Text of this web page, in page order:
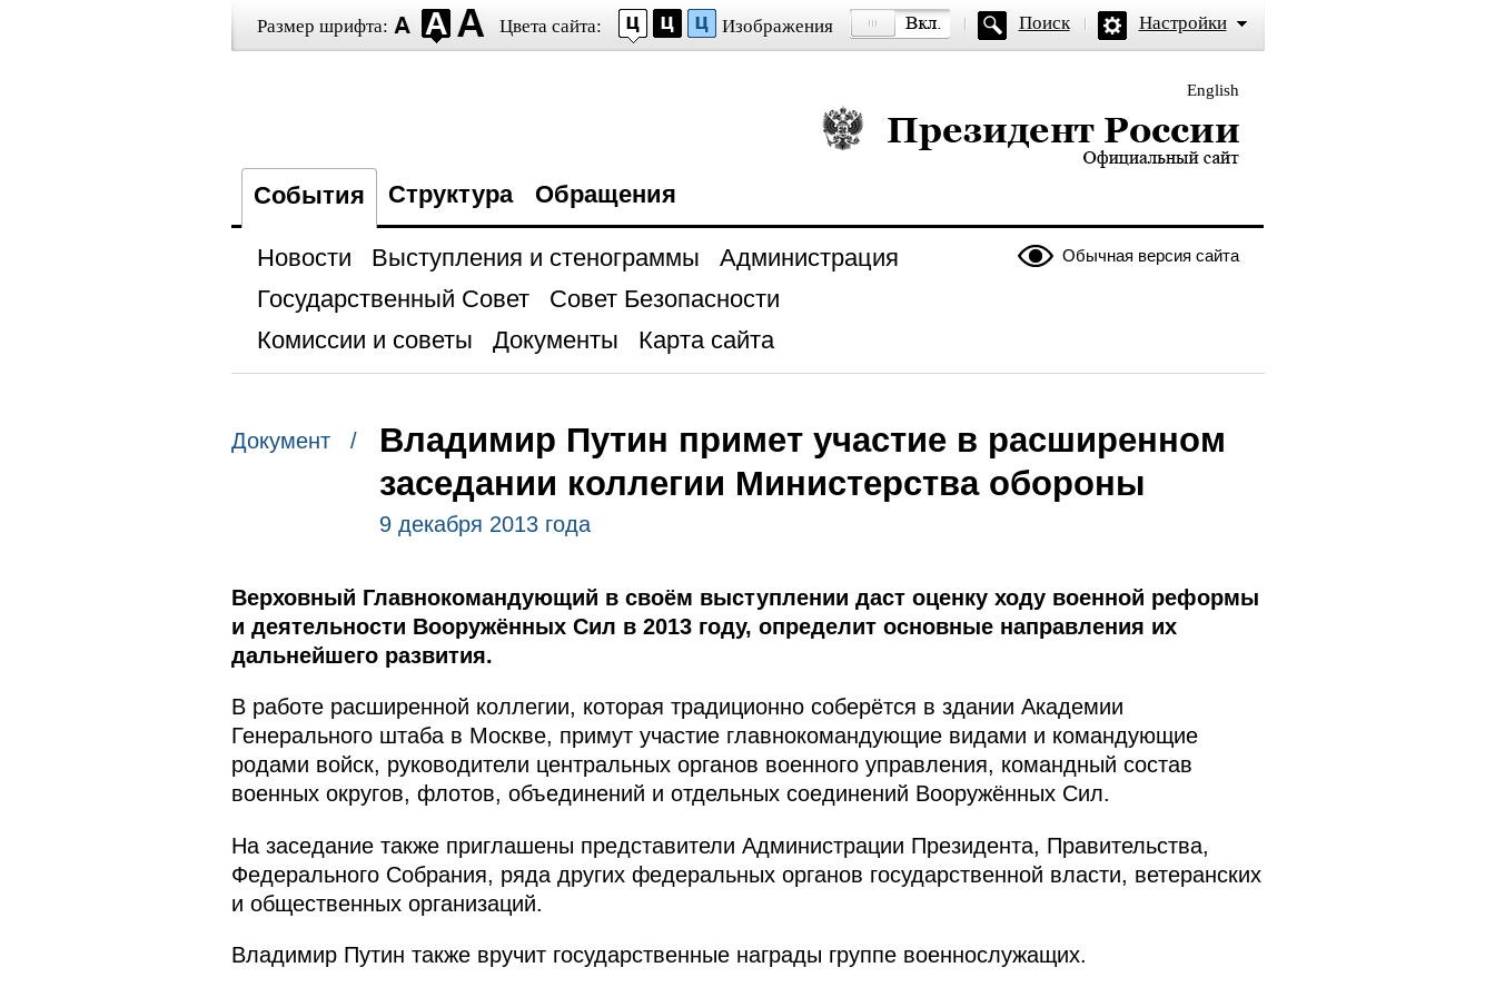
Размер шрифта: Цвета сайта: Изображения Поиск Настройки
English
Президент России — официальный сайт
События Структура Обращения
Обычная версия сайта
Новости Выступления и стенограммы
Администрация
Государственный Совет
Совет Безопасности
Комиссии и советы
Документы Карта сайта
Документ /
Владимир Путин примет участие в расширенном
заседании коллегии Министерства обороны
9 декабря 2013 года
Верховный Главнокомандующий в своём выступлении даст оценку ходу военной реформы
и деятельности Вооружённых Сил в 2013 году, определит основные направления их
дальнейшего развития.
В работе расширенной коллегии, которая традиционно соберётся в здании Академии
Генерального штаба в Москве, примут участие главнокомандующие видами и командующие
родами войск, руководители центральных органов военного управления, командный состав
военных округов, флотов, объединений и отдельных соединений Вооружённых Сил.
На заседание также приглашены представители Администрации Президента, Правительства,
Федерального Собрания, ряда других федеральных органов государственной власти, ветеранских
и общественных организаций.
Владимир Путин также вручит государственные награды группе военнослужащих.